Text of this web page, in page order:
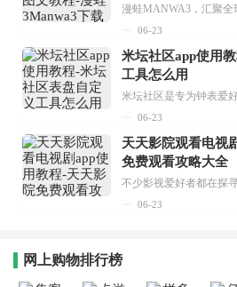
06-23
米坛社区app使用
工具怎么用
06-23
天天影院观看电视
免费观看攻略大全
06-23
网上购物排行榜